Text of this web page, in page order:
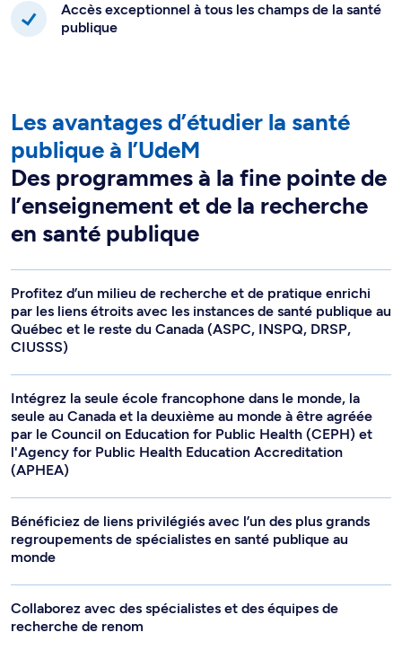
Accès exceptionnel à tous les champs de la santé
publique
Les avantages d’étudier la santé
publique à l’UdeM
Des programmes à la fine pointe de
l’enseignement et de la recherche
en santé publique
Profitez d’un milieu de recherche et de pratique enrichi
par les liens étroits avec les instances de santé publique au
Québec et le reste du Canada (ASPC, INSPQ, DRSP,
CIUSSS)
Intégrez la seule école francophone dans le monde, la
seule au Canada et la deuxième au monde à être agréée
par le Council on Education for Public Health (CEPH) et
l'Agency for Public Health Education Accreditation
(APHEA)
Bénéficiez de liens privilégiés avec l’un des plus grands
regroupements de spécialistes en santé publique au
monde
Collaborez avec des spécialistes et des équipes de
recherche de renom